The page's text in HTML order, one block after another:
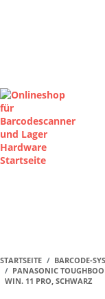
STARTSEITE BARCODE-
PANASONIC
WIN. 11 PRO, SCHWARZ